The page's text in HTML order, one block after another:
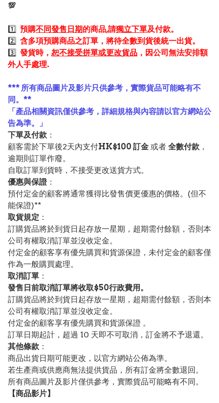
💯
1️⃣ 預購不同發售日期的商品,請獨立下單及付款。
2️⃣ 含多項預購商品之訂單，將待全數到貨後統一出貨。
3️⃣ 發貨時， 恕不接受拼單或更改貨品 ，因公司無法安排額
外人手處理.
*** 所有商品圖片及影片只供參考，實際貨品可能略有不
同。**
「產品相關資訊僅供參考，詳細規格與內容請以官方網站公
告為準。」
下單及付款 ：
顧客需於下單後2天內支付HK$100 訂金 或者 全數付款 ，
逾期則訂單作廢。
自取訂單到貨時，不接受更改送貨方式。
優惠與保證：
預付定金的顧客將通常獲得比發售價更優惠的價格。(但不
能保證)**
取貨規定 ：
訂購貨品將於到貨日起存放一星期，超期需付餘額，否則本
公司有權取消訂單並沒收定金。
付定金的顧客享有優先購買和貨源保證，未付定金的顧客僅
作為一般購買處理。
取消訂單 ：
發售日前取消訂單將收取$50行政費用。
訂購貨品將於到貨日起存放一星期，超期需付餘額，否則本
公司有權取消訂單並沒收定金。
付定金的顧客享有優先購買和貨源保證 。
訂單日期起計，超過 10 天即不可取消，訂金將不予退還。
其他條款 ：
商品出貨日期可能更改，以官方網站公佈為準。
若生產商或供應商無法提供貨品，所有訂金將全數退回。
所有商品圖片及影片僅供參考，實際貨品可能略有不同。
【商品影片】